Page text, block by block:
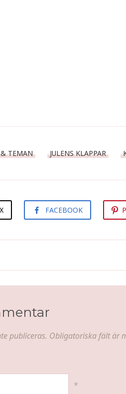
TEMAN JULENS KLAPPAR
FACEBOOK
publiceras. Obligatoriska fält är
*